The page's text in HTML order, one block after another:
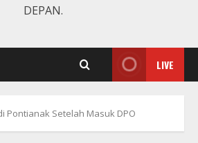
DEPAN.
LIVE
Pontianak Setelah Masuk DPO